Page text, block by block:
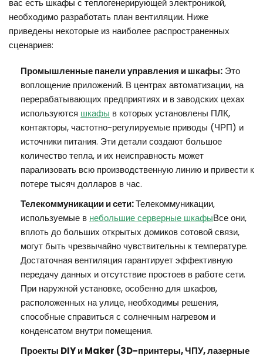
вас есть шкафы с теплогенерирующей электроникой,
необходимо разработать план вентиляции. Ниже
приведены некоторые из наиболее распространенных
сценариев:
Промышленные панели управления и шкафы: Это
воплощение приложений. В центрах автоматизации, на
перерабатывающих предприятиях и в заводских цехах
используются шкафы в которых установлены ПЛК,
контакторы, частотно-регулируемые приводы (ЧРП) и
источники питания. Эти детали создают большое
количество тепла, и их неисправность может
парализовать всю производственную линию и привести к
потере тысяч долларов в час.
Телекоммуникации и сети:Телекоммуникации,
используемые в небольшие серверные шкафыВсе они,
вплоть до больших открытых домиков сотовой связи,
могут быть чрезвычайно чувствительны к температуре.
Достаточная вентиляция гарантирует эффективную
передачу данных и отсутствие простоев в работе сети.
При наружной установке, особенно для шкафов,
расположенных на улице, необходимы решения,
способные справиться с солнечным нагревом и
конденсатом внутри помещения.
Проекты DIY и Maker (3D-принтеры, ЧПУ, лазерные